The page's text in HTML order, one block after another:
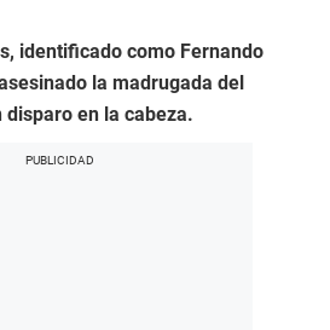
identificado como Fernando
la madrugada del
en la cabeza.